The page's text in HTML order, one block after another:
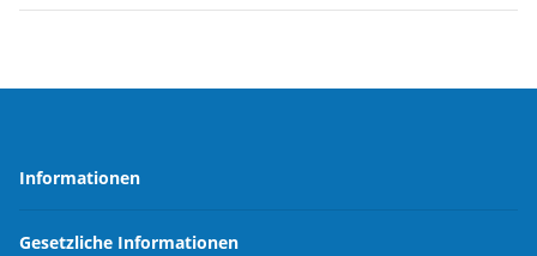
Informationen
Gesetzliche Informationen